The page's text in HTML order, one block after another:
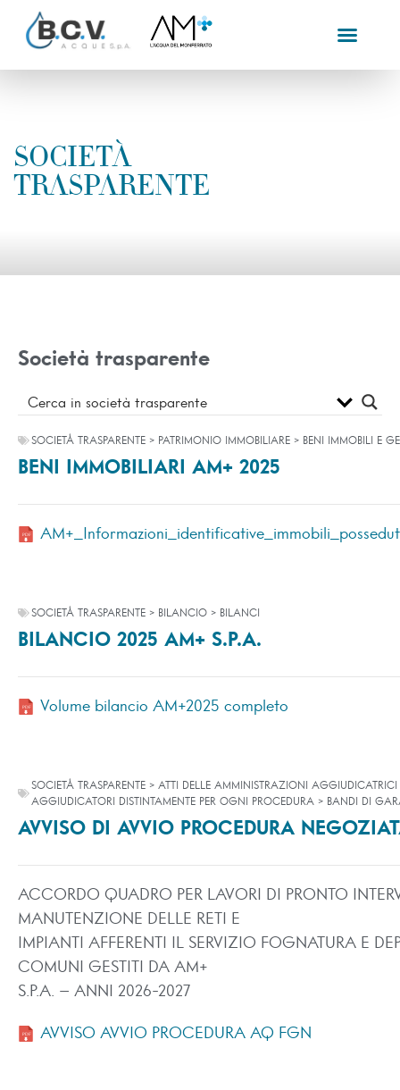
SOCIETÀ
TRASPARENTE
SOCIETÀ TRASPARENTE > PATRIMONIO IMMOBILIARE > BENI IMMOBILI E
BENI IMMOBILIARI AM+ 2025
SOCIETÀ TRASPARENTE > BILANCIO > BILANCI
BILANCIO 2025 AM+ S.P.A.
Volume bilancio AM+2025 completo
SOCIETÀ TRASPARENTE > ATTI DELLE AMMINISTRAZIONI AGGIUDICATRICI
AGGIUDICATORI DISTINTAMENTE PER OGNI PROCEDURA > BANDI DI
AVVISO DI AVVIO PROCEDURA
ACCORDO QUADRO PER LAVORI DI PRONTO
MANUTENZIONE DELLE RETI E
IMPIANTI AFFERENTI IL SERVIZIO FOGNATURA E
COMUNI GESTITI DA AM+
S.P.A. – ANNI 2026-2027
AVVISO AVVIO PROCEDURA AQ FGN
Società trasparente